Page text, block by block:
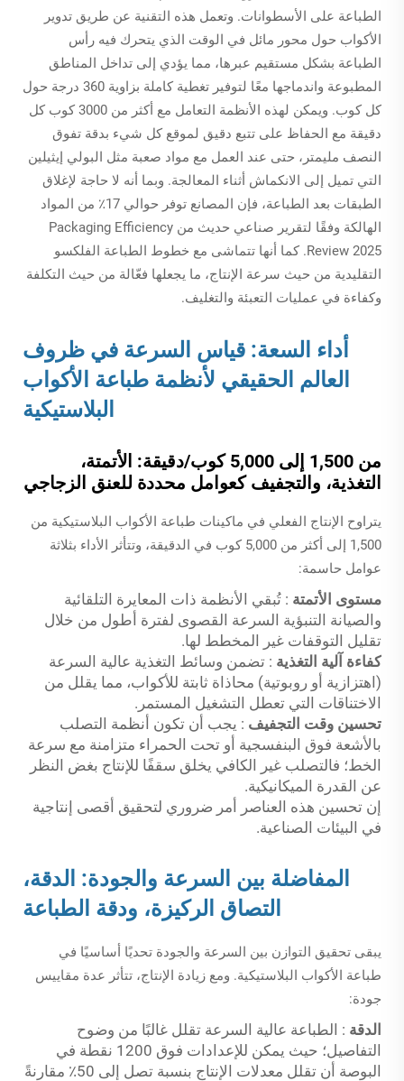
الطباعة على الأسطوانات. وتعمل هذه التقنية عن طريق تدوير
الأكواب حول محور مائل في الوقت الذي يتحرك فيه رأس
الطباعة بشكل مستقيم عبرها، مما يؤدي إلى تداخل المناطق
المطبوعة واندماجها معًا لتوفير تغطية كاملة بزاوية 360 درجة حول
كل كوب. ويمكن لهذه الأنظمة التعامل مع أكثر من 3000 كوب كل
دقيقة مع الحفاظ على تتبع دقيق لموقع كل شيء بدقة تفوق
النصف مليمتر، حتى عند العمل مع مواد صعبة مثل البولي إيثيلين
التي تميل إلى الانكماش أثناء المعالجة. وبما أنه لا حاجة لإغلاق
الطبقات بعد الطباعة، فإن المصانع توفر حوالي 17٪ من المواد
الهالكة وفقًا لتقرير صناعي حديث من Packaging Efficiency
Review 2025. كما أنها تتماشى مع خطوط الطباعة الفلكسو
التقليدية من حيث سرعة الإنتاج، ما يجعلها فعّالة من حيث التكلفة
وكفاءة في عمليات التعبئة والتغليف.
أداء السعة: قياس السرعة في ظروف
العالم الحقيقي لأنظمة طباعة الأكواب
البلاستيكية
من 1,500 إلى 5,000 كوب/دقيقة: الأتمتة،
التغذية، والتجفيف كعوامل محددة للعنق الزجاجي
يتراوح الإنتاج الفعلي في ماكينات طباعة الأكواب البلاستيكية من
1,500 إلى أكثر من 5,000 كوب في الدقيقة، وتتأثر الأداء بثلاثة
عوامل حاسمة:
مستوى الأتمتة : تُبقي الأنظمة ذات المعايرة التلقائية
والصيانة التنبؤية السرعة القصوى لفترة أطول من خلال
تقليل التوقفات غير المخطط لها.
كفاءة آلية التغذية : تضمن وسائط التغذية عالية السرعة
(اهتزازية أو روبوتية) محاذاة ثابتة للأكواب، مما يقلل من
الاختناقات التي تعطل التشغيل المستمر.
تحسين وقت التجفيف : يجب أن تكون أنظمة التصلب
بالأشعة فوق البنفسجية أو تحت الحمراء متزامنة مع سرعة
الخط؛ فالتصلب غير الكافي يخلق سقفًا للإنتاج بغض النظر
عن القدرة الميكانيكية.
إن تحسين هذه العناصر أمر ضروري لتحقيق أقصى إنتاجية
في البيئات الصناعية.
المفاضلة بين السرعة والجودة: الدقة،
التصاق الركيزة، ودقة الطباعة
يبقى تحقيق التوازن بين السرعة والجودة تحديًا أساسيًا في
طباعة الأكواب البلاستيكية. ومع زيادة الإنتاج، تتأثر عدة مقاييس
جودة:
الدقة : الطباعة عالية السرعة تقلل غالبًا من وضوح
التفاصيل؛ حيث يمكن للإعدادات فوق 1200 نقطة في
البوصة أن تقلل معدلات الإنتاج بنسبة تصل إلى 50٪ مقارنةً